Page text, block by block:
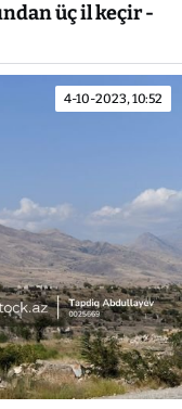
üç il keçir -
4-10-2023, 10:52